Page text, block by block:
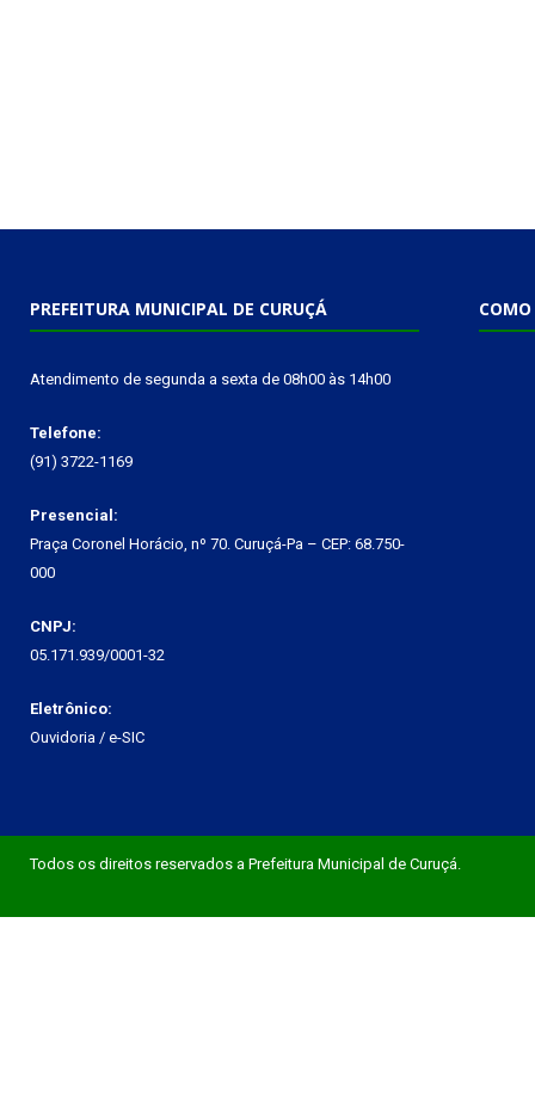
PREFEITURA MUNICIPAL DE CURUÇÁ
Atendimento de segunda a sexta de 08h00 às 14h00
Telefone:
(91) 3722-1169
Presencial:
Praça Coronel Horácio, nº 70. Curuçá-Pa – CEP: 68.750-
000
CNPJ:
05.171.939/0001-32
Eletrônico:
Ouvidoria / e-SIC
COMO
Todos os direitos reservados a Prefeitura Municipal de Curuçá.